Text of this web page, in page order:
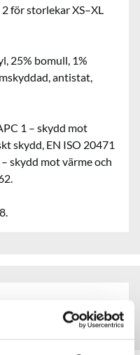
för storlekar XS–XL
25% bomull, 1%
antistat,
1 – skydd mot
skydd, EN ISO 20471
skydd mot värme och